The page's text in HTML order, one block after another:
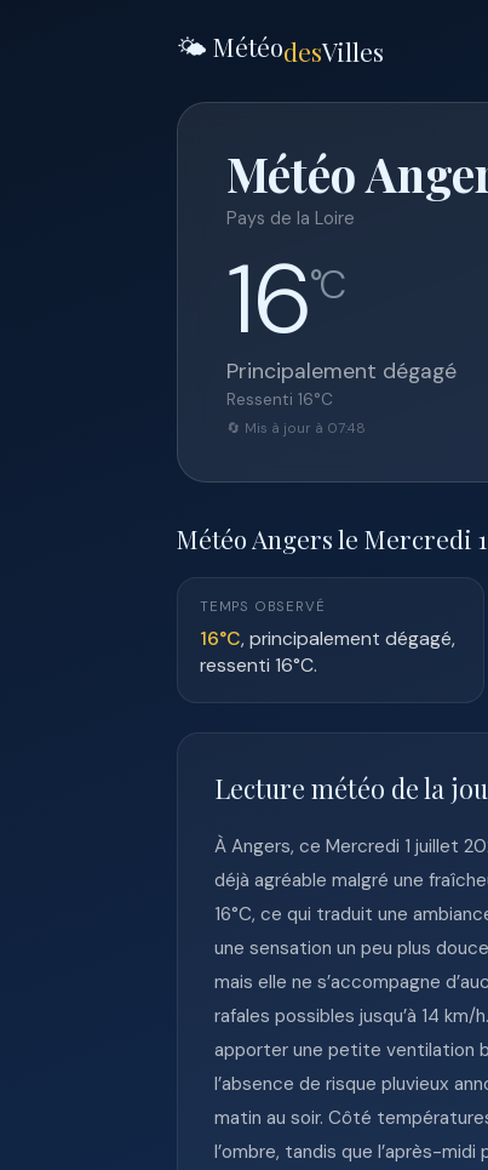
🌤️ MétéodesVilles
Météo
Pays de la Loire
16°C
Principalement dégagé
Ressenti 16°C
🔄 Mis à jour à 07:48
Météo Angers le Mercredi
TEMPS OBSERVÉ
16°C, principalement dégagé,
ressenti 16°C.
Lecture météo de la
À Angers, ce Mercredi 1 juillet
déjà agréable malgré une
16°C, ce qui traduit une
une sensation un peu plus
mais elle ne s’accompagne
rafales possibles jusqu’à 14
apporter une petite ventilation
l’absence de risque pluvieux
matin au soir. Côté
l’ombre, tandis que l’après-